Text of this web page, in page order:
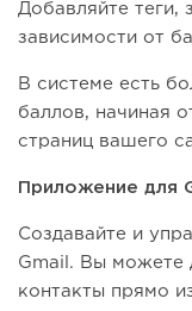
Добавляйте теги,
зависимости от
В системе есть
баллов, начиная
страниц вашего
Приложение для
Создавайте и
Gmail. Вы можете
контакты прямо